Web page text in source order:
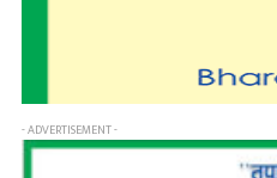
- ADVERTISEMENT -